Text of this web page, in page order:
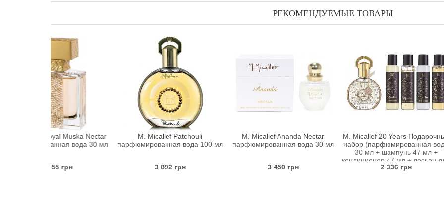
РЕКОМЕНДУЕМЫЕ ТОВАРЫ
Muska Nectar
вода 30 мл
M. Micallef Patchouli
парфюмированная вода 100 мл
M. Micallef Ananda Nectar
парфюмированная вода 30 мл
M. Micallef 20 Years Подарочный
набор (парфюмированная вода
30 мл + шампунь 47 мл +
кондиционер 47 мл + лосьон для
тела 47 мл + гель для душа 47
M.